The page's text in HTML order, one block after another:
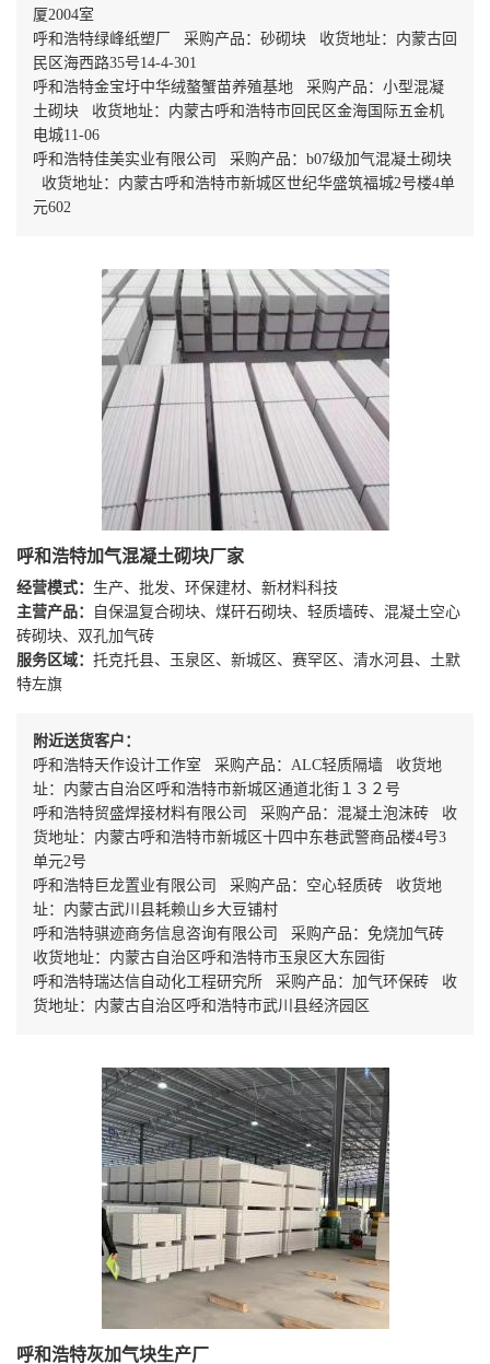
厦2004室
呼和浩特绿峰纸塑厂 采购产品：砂砌块 收货地址：内蒙古回
民区海西路35号14-4-301
呼和浩特金宝圩中华绒螯蟹苗养殖基地 采购产品：小型混凝
土砌块 收货地址：内蒙古呼和浩特市回民区金海国际五金机
电城11-06
呼和浩特佳美实业有限公司 采购产品：b07级加气混凝土砌块
收货地址：内蒙古呼和浩特市新城区世纪华盛筑福城2号楼4单
元602
呼和浩特加气混凝土砌块厂家
经营模式： 生产、批发、环保建材、新材料科技
主营产品：
自保温复合砌块、煤矸石砌块、轻质墙砖、混凝土空心
砖砌块、双孔加气砖
服务区域： 托克托县、玉泉区、新城区、赛罕区、清水河县、土默
特左旗
附近送货客户：
呼和浩特天作设计工作室 采购产品：ALC轻质隔墙 收货地
址：内蒙古自治区呼和浩特市新城区通道北街１３２号
呼和浩特贸盛焊接材料有限公司 采购产品：混凝土泡沫砖 收
货地址：内蒙古呼和浩特市新城区十四中东巷武警商品楼4号3
单元2号
呼和浩特巨龙置业有限公司 采购产品：空心轻质砖 收货地
址：内蒙古武川县耗赖山乡大豆铺村
呼和浩特骐迹商务信息咨询有限公司 采购产品：免烧加气砖
收货地址：内蒙古自治区呼和浩特市玉泉区大东园街
呼和浩特瑞达信自动化工程研究所 采购产品：加气环保砖 收
货地址：内蒙古自治区呼和浩特市武川县经济园区
呼和浩特灰加气块生产厂